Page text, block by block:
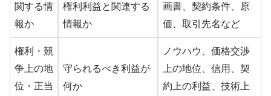
関する情
報か
権利利益と関連する
情報か
画書、契約条件、原
価、取引先名など
権利・競
争上の地
位・正当
守られるべき利益が
何か
ノウハウ、価格交渉
上の地位、信用、契
約上の利益、技術上